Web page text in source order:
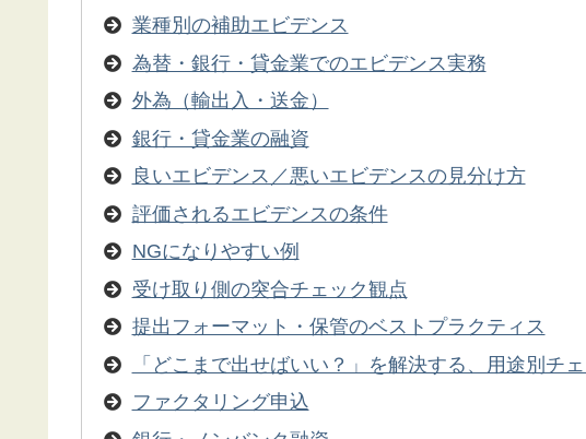
業種別の補助エビデンス
為替・銀行・貸金業でのエビデンス実務
外為（輸出入・送金）
銀行・貸金業の融資
良いエビデンス／悪いエビデンスの見分け方
評価されるエビデンスの条件
NGになりやすい例
受け取り側の突合チェック観点
提出フォーマット・保管のベストプラクティス
「どこまで出せばいい？」を解決する、用途別チ
ファクタリング申込